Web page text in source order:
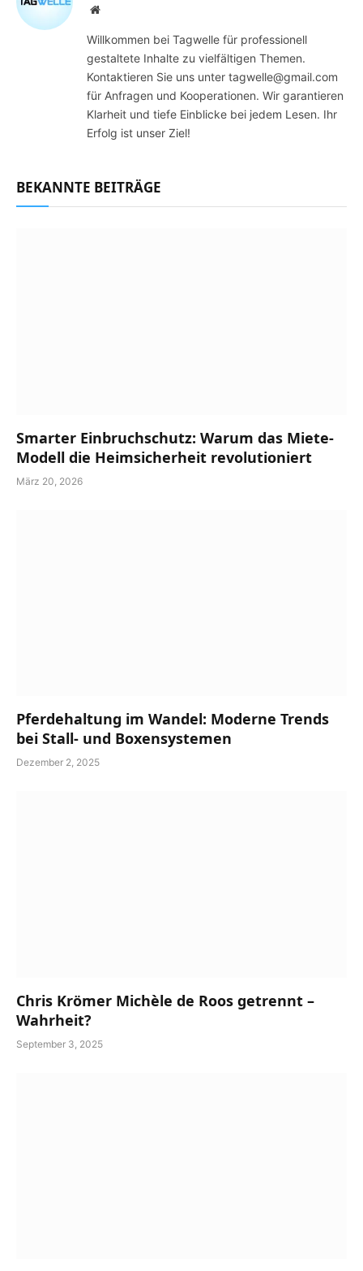
Website
Willkommen bei Tagwelle für professionell
gestaltete Inhalte zu vielfältigen Themen.
Kontaktieren Sie uns unter tagwelle@gmail.com
für Anfragen und Kooperationen. Wir garantieren
Klarheit und tiefe Einblicke bei jedem Lesen. Ihr
Erfolg ist unser Ziel!
BEKANNTE BEITRÄGE
Smarter Einbruchschutz: Warum das Miete-
Modell die Heimsicherheit revolutioniert
März 20, 2026
Pferdehaltung im Wandel: Moderne Trends
bei Stall- und Boxensystemen
Dezember 2, 2025
Chris Krömer Michèle de Roos getrennt –
Wahrheit?
September 3, 2025